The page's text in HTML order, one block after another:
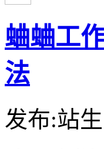
蛐蛐工
法
发布:站